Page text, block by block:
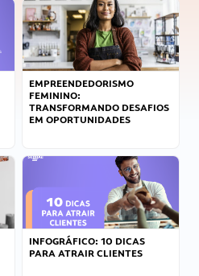
EMPREENDEDORISMO
FEMININO:
TRANSFORMANDO DESAFIOS
EM OPORTUNIDADES
INFOGRÁFICO: 10 DICAS
PARA ATRAIR CLIENTES